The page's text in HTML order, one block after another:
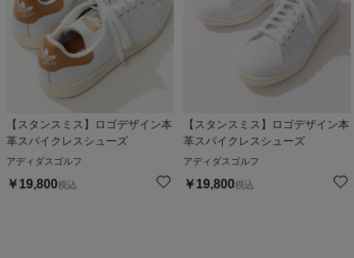
【スタンスミス】ロゴデザイン本
革スパイクレスシューズ
アディダスゴルフ
￥ 19,800税込
【スタンスミス】ロゴデザイン本
革スパイクレスシューズ
アディダスゴルフ
￥ 19,800税込